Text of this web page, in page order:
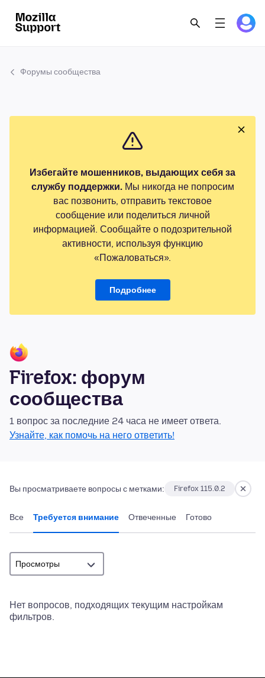
Форумы сообщества
Избегайте мошенников, выдающих себя за
службу поддержки.Мы никогда не попросим
вас позвонить, отправить текстовое
сообщение или поделиться личной
информацией. Сообщайте о подозрительной
активности, используя функцию
«Пожаловаться».
Подробнее
Firefox: форум
сообщества
1 вопрос за последние 24 часа не имеет ответа.
Узнайте, как помочь на него ответить!
Вы просматриваете вопросы с метками: Firefox 115.0.2
Все Требуется внимание Отвеченные Готово
Нет вопросов, подходящих текущим настройкам
фильтров.